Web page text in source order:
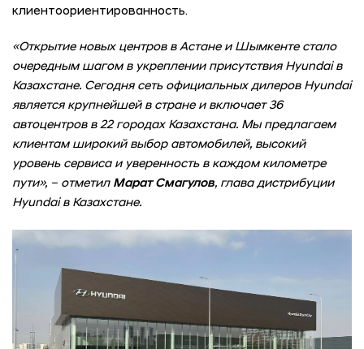
клиентоориентированность.
«Открытие новых центров в Астане и Шымкенте стало
очередным шагом в укреплении присутствия Hyundai в
Казахстане. Сегодня сеть официальных дилеров Hyundai
является крупнейшей в стране и включает 36
автоцентров в 22 городах Казахстана. Мы предлагаем
клиентам широкий выбор автомобилей, высокий
уровень сервиса и уверенность в каждом километре
пути», – отметил Марат Смагулов, глава дистрибуции
Hyundai в Казахстане.